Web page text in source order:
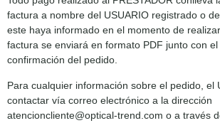
factura a nombre del USUARIO registrado o
este haya informado en el momento de
factura se enviará en formato PDF junto con
confirmación del pedido.
Para cualquier información sobre el pedido, el
contactar vía correo electrónico a la dirección
atencioncliente@optical-trend.com o a través